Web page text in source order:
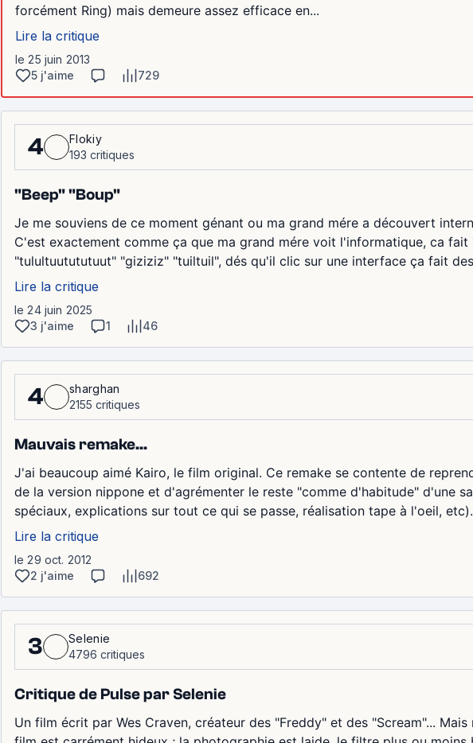
forcément Ring) mais demeure assez efficace en...
Lire la critique
le 25 juin 2013
5 j'aime
729
4
Flokiy
193 critiques
"Beep" "Boup"
Je me souviens de ce moment génant ou ma grand mére a découvert
C'est exactement comme ça que ma grand mére voit l'informatique, ca fait
"tulultuutututuut" "giziziz" "tuiltuil", dés qu'il clic sur une interface ça fait
Lire la critique
le 24 juin 2025
3 j'aime
1 46
4
sharghan
2155 critiques
Mauvais remake...
J'ai beaucoup aimé Kairo, le film original. Ce remake se contente de
de la version nippone et d'agrémenter le reste "comme d'habitude" d'une
spéciaux, explications sur tout ce qui se passe, réalisation tape à l'oeil,
Lire la critique
le 29 oct. 2012
2 j'aime
692
3
Selenie
4796 critiques
Critique de Pulse par Selenie
Un film écrit par Wes Craven, créateur des "Freddy" et des "Scream"...